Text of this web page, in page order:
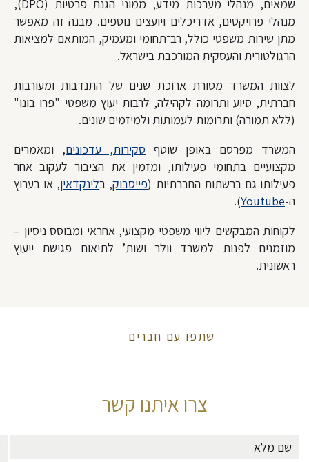
שמאים, מנהלי מערכות מידע, ממוני הגנת פרטיות (DPO),
מנהלי פרויקטים, אדריכלים ויועצים נוספים. מבנה זה מאפשר
מתן שירות משפטי כולל, רב־תחומי ומעמיק, המותאם למציאות
הרגולטורית והעסקית המורכבת בישראל.
לצוות המשרד מסורת ארוכת שנים של התנדבות ומעורבות
חברתית, סיוע ותרומה לקהילה, לרבות יעוץ משפטי "פרו בונו"
(ללא תמורה) ותרומות לעמותות ולמיזמים שונים.
המשרד מפרסם באופן שוטף סקירות, עדכונים, ומאמרים
מקצועיים בתחומי פעילותו, ומזמין את הציבור לעקוב אחר
פעילותו גם ברשתות החברתיות (פייסבוק, בלינקדאין, או בערוץ
ה-Youtube
).
לקוחות המבקשים ליווי משפטי מקצועי, אחראי ומבוסס ניסיון –
מוזמנים לפנות למשרד וולר ושות’ לתיאום פגישת ייעוץ
ראשונית.
שתפו עם חברים
צרו איתנו קשר